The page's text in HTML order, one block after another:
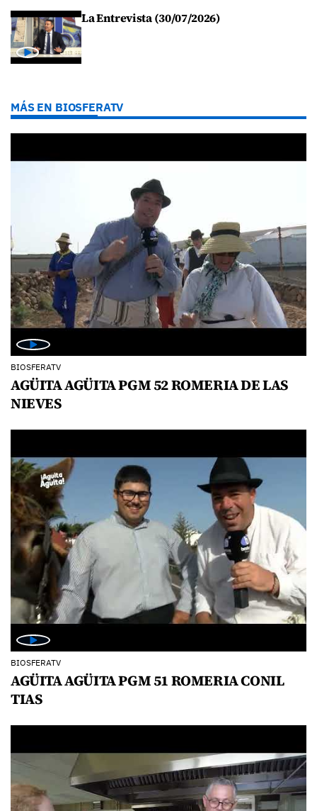
La Entrevista (30/07/2026)
MÁS EN BIOSFERATV
BIOSFERATV
AGÜITA AGÜITA PGM 52 ROMERIA DE LAS
NIEVES
BIOSFERATV
AGÜITA AGÜITA PGM 51 ROMERIA CONIL
TIAS